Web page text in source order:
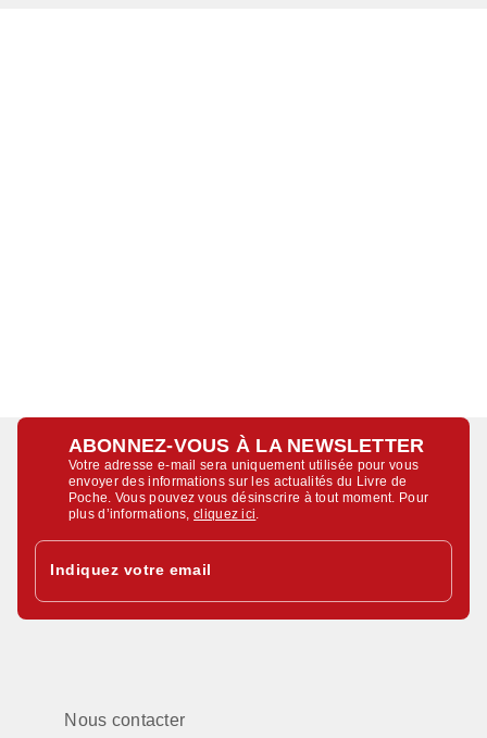
ABONNEZ-VOUS À LA NEWSLETTER
Votre adresse e-mail sera uniquement utilisée pour vous
envoyer des informations sur les actualités du Livre de
Poche. Vous pouvez vous désinscrire à tout moment. Pour
plus d’informations,cliquez ici
Indiquez votre email
Nous contacter